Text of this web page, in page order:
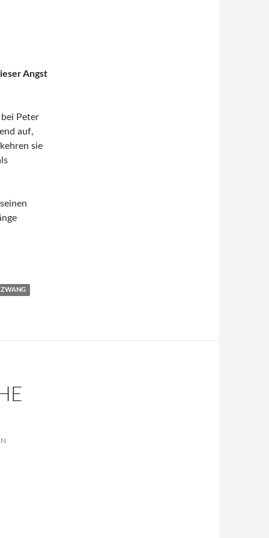
Angst
Peter
auf,
sie
von Peter Wittkamp
ZWANG